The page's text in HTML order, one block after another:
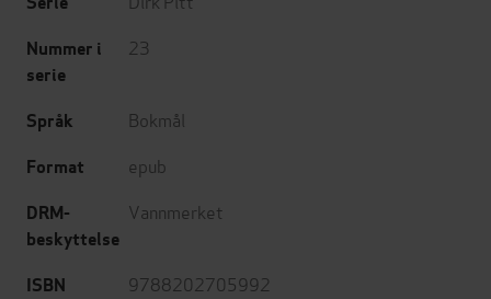
Nummer i
serie
23
Språk Bokmål
Format epub
DRM-
beskyttelse
Vannmerket
ISBN 9788202705992